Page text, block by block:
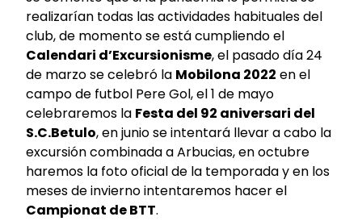
realizarían todas las actividades habituales del
club, de momento se está cumpliendo el
Calendari d’Excursionisme, el pasado día 24
de marzo se celebró la Mobilona 2022 en el
campo de futbol Pere Gol, el 1 de mayo
celebraremos la Festa del 92 aniversari del
S.C.Betulo, en junio se intentará llevar a cabo la
excursión combinada a Arbucias, en octubre
haremos la foto oficial de la temporada y en los
meses de invierno intentaremos hacer el
Campionat de BTT.